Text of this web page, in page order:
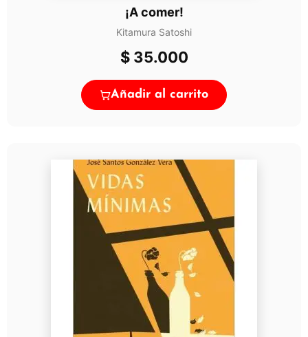
¡A comer!
Kitamura Satoshi
$35.000
Añadir al carrito